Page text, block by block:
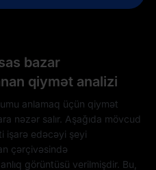
bazar
qiymət analizi
anlamaq üçün qiymət
nəzər salır. Aşağıda mövcud
işarə edəcəyi şeyi
çərçivəsində
görüntüsü verilmişdir. Bu,